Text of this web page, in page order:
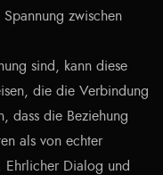
zwischen
sind, kann diese
die die Verbindung
dass die Beziehung
als von echter
Dialog und